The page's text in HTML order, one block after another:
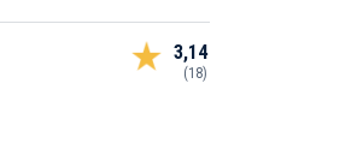
3,14
(18)